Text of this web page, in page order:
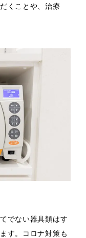
くことや、治療
でない器具類はす
す。コロナ対策も